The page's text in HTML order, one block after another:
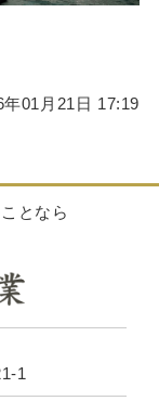
年01月21日 17:19
となら
1